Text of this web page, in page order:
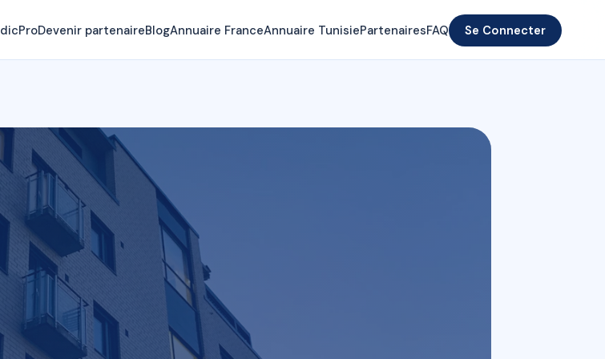
Devenir partenaireBlogAnnuaire FranceAnnuaire TunisiePartenairesFAQ Se Connecter